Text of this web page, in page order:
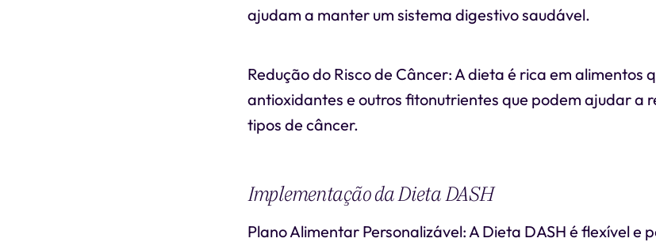
ajudam a manter um sistema digestivo saudável.
Redução do Risco de Câncer: A dieta é rica em alimentos
antioxidantes e outros fitonutrientes que podem ajudar a
tipos de câncer.
Implementação da Dieta DASH
Plano Alimentar Personalizável: A Dieta DASH é flexível e